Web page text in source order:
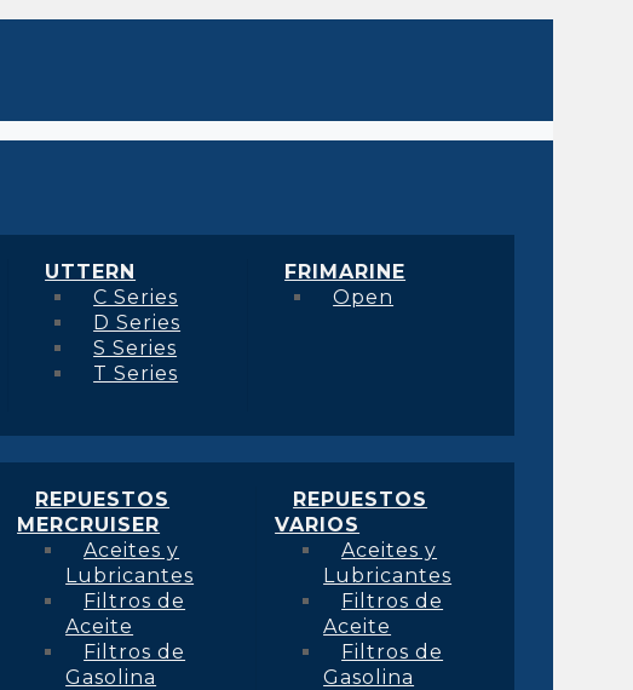
UTTERN
C Series
D Series
S Series
T Series
FRIMARINE
Open
REPUESTOS
MERCRUISER
Aceites y
Lubricantes
Filtros de
Aceite
Filtros de
Gasolina
REPUESTOS
VARIOS
Aceites y
Lubricantes
Filtros de
Aceite
Filtros de
Gasolina